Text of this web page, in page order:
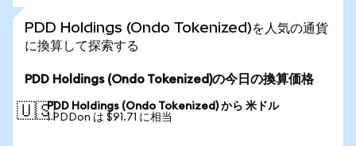
PDD Holdings (Ondo Tokenized)を人気の通貨
に換算して探索する
PDD Holdings (Ondo Tokenized)の今日の換算価格
🇺🇸PDD Holdings (Ondo Tokenized) から 米ドル
1 PDDon は $91.71 に相当